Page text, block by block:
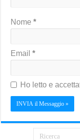
Nome*
Email*
Ho letto e